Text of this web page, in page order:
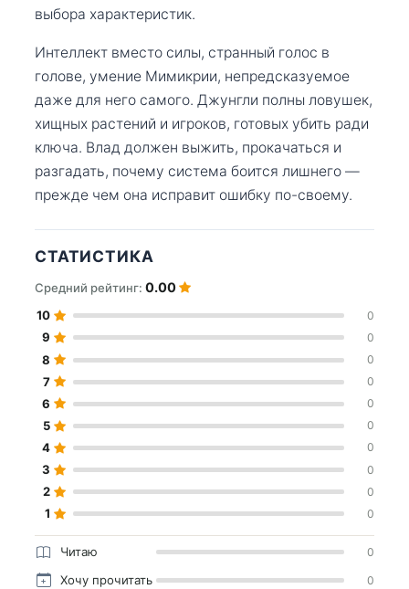
выбора характеристик.
Интеллект вместо силы, странный голос в
голове, умение Мимикрии, непредсказуемое
даже для него самого. Джунгли полны ловушек,
хищных растений и игроков, готовых убить ради
ключа. Влад должен выжить, прокачаться и
разгадать, почему система боится лишнего —
прежде чем она исправит ошибку по-своему.
СТАТИСТИКА
Средний рейтинг: 0.00
10 0
9 0
8 0
7 0
6 0
5 0
4 0
3 0
2 0
1 0
Читаю 0
Хочу прочитать 0